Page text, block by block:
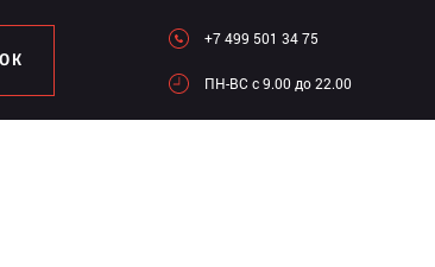
+7 499 501 34 75
ПН-ВC c 9.00 до 22.00